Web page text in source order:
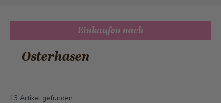
Einkaufen nach
Osterhasen
13 Artikel gefunden